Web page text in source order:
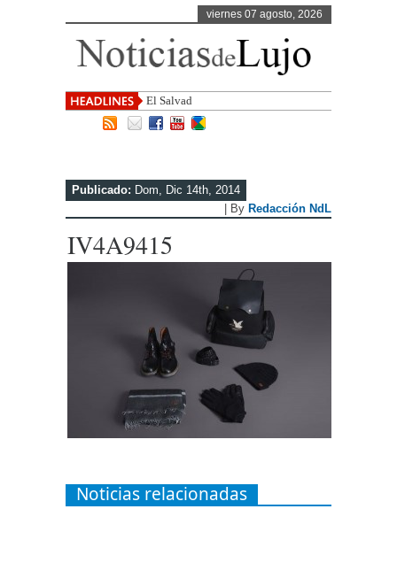
viernes 07 agosto, 2026
El Salvador, uno de los destino
Publicado: Dom, Dic 14th, 2014
| By Redacción NdL
IV4A9415
Noticias relacionadas